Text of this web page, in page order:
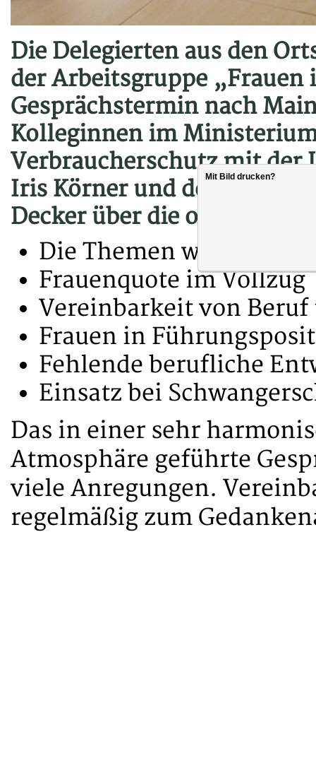
Die Delegierten aus den
der Arbeitsgruppe „Frauen
Gesprächstermin nach
Kolleginnen im
Verbraucherschutz mit der
Iris Körner und der Gleich-
Decker über die obige
Die Themen waren
Frauenquote im Vollzug
Vereinbarkeit von
Frauen in
Fehlende berufliche
Einsatz bei
Das in einer sehr
Atmosphäre geführte
viele Anregungen.
regelmäßig zum
Mit Bild drucken?